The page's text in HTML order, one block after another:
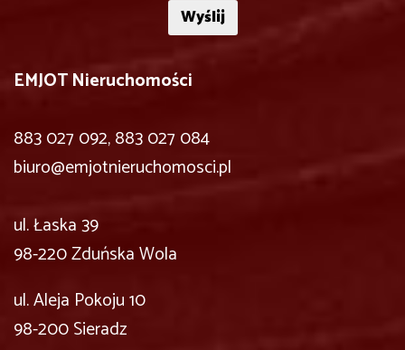
EMJOT Nieruchomości
883 027 092, 883 027 084
biuro@emjotnieruchomosci.pl
ul. Łaska 39
98-220 Zduńska Wola
ul. Aleja Pokoju 10
98-200 Sieradz